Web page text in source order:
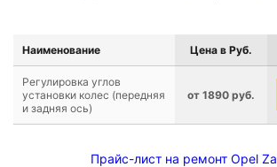
Наименование Цена в Руб.
Регулировка углов
установки колес (передняя
и задняя ось)
от 1890 руб.
Прайс-лист на ремонт Opel